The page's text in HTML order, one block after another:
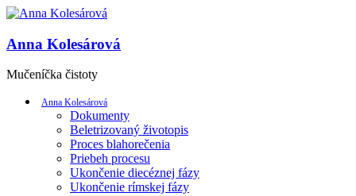
Anna Kolesárová
Mučeníčka čistoty
Anna Kolesárová
Dokumenty
Beletrizovaný životopis
Proces blahorečenia
Priebeh procesu
Ukončenie diecéznej fázy
Ukončenie rímskej fázy